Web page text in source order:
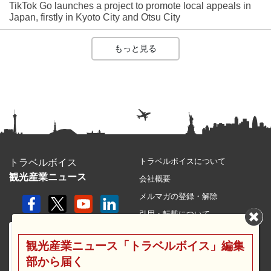
TikTok Go launches a project to promote local appeals in
Japan, firstly in Kyoto City and Otsu City
もっと見る
トラベルボイス
観光産業ニュース
トラベルボイスについて
会社概要
メルマガの登録・解除
引用・転載について
利用規約
観光産業ニュース「トラベルボイス」編集
部から届く